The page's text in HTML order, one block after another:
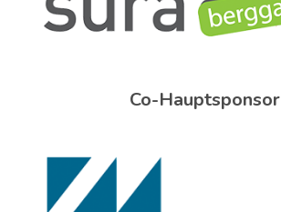
Co-Hauptsponsor